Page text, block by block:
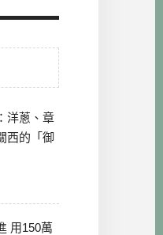
洋蔥、章
西的「御
用150萬